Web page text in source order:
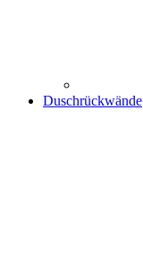
Duschrückwände